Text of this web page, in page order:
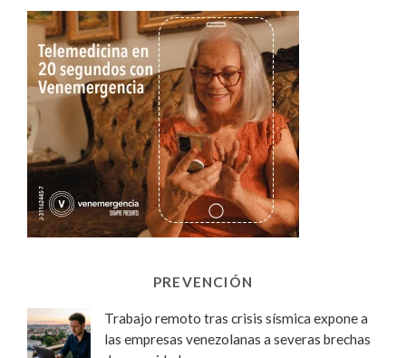
PREVENCIÓN
Trabajo remoto tras crisis sísmica expone a
las empresas venezolanas a severas brechas